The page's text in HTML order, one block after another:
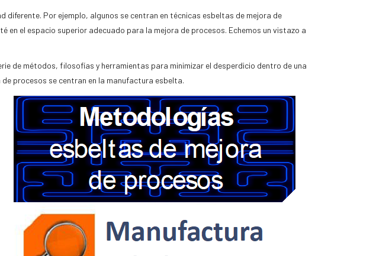
diferente. Por ejemplo, algunos se centran en técnicas esbeltas de mejora de
el espacio superior adecuado para la mejora de procesos. Echemos un vistazo a
de métodos, filosofías y herramientas para minimizar el desperdicio dentro de una
procesos se centran en la manufactura esbelta.